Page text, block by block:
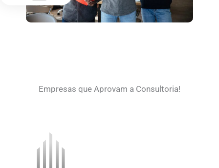
Empresas que Aprovam a Consultoria!